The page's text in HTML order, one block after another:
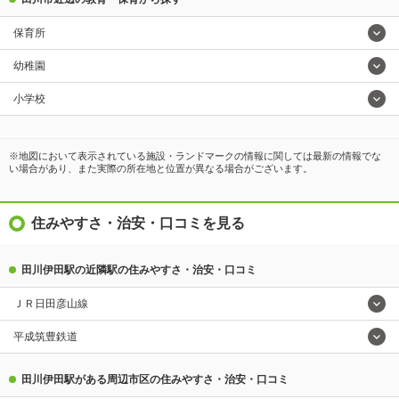
保育所
幼稚園
小学校
※地図において表示されている施設・ランドマークの情報に関しては最新の情報でな
い場合があり、また実際の所在地と位置が異なる場合がございます。
住みやすさ・治安・口コミを見る
田川伊田駅の近隣駅の住みやすさ・治安・口コミ
ＪＲ日田彦山線
平成筑豊鉄道
田川伊田駅がある周辺市区の住みやすさ・治安・口コミ